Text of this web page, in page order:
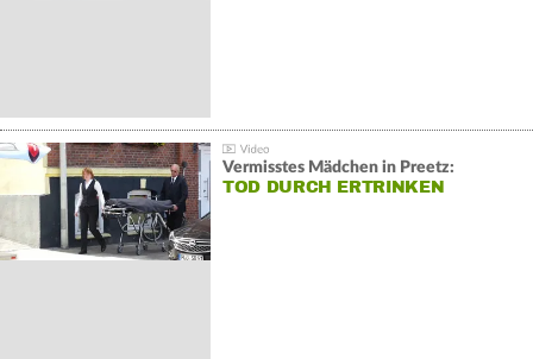
Vermisstes Mädchen in Preetz:
TOD DURCH ERTRINKEN